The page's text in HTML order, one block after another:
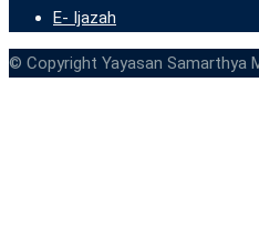
E- Ijazah
© Copyright Yayasan Samarthya